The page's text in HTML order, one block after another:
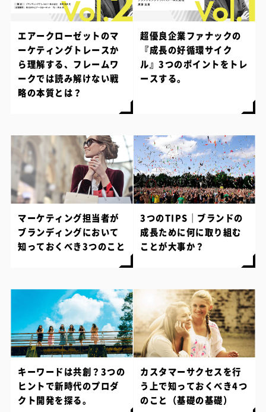
エアークローゼットのマ
ーケティングトレースか
ら理解する、フレームワ
ークでは読み解けない戦
略の本質とは？
超優良企業ファナックの
『成長の好循環サイク
ル』3つのポイントをトレ
ースする。
マーケティング担当者が
ブランディングにおいて
知っておくべき3つのこと
3つのTIPS｜ブランドの
成長ために何に取り組む
ことが大事か？
キーワードは共創？3つの
ヒントで新時代のプロダ
クト開発を探る。
カスタマーサクセスを行
う上で知っておくべき4つ
のこと（基礎の基礎）